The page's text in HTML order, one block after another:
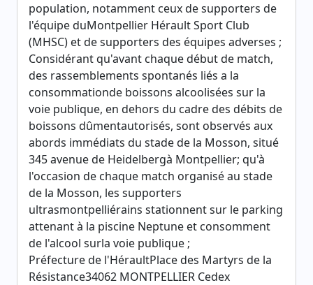
population, notamment ceux de supporters de
l'équipe duMontpellier Hérault Sport Club
(MHSC) et de supporters des équipes adverses ;
Considérant qu'avant chaque début de match,
des rassemblements spontanés liés a la
consommationde boissons alcoolisées sur la
voie publique, en dehors du cadre des débits de
boissons dûmentautorisés, sont observés aux
abords immédiats du stade de la Mosson, situé
345 avenue de Heidelbergà Montpellier; qu'à
l'occasion de chaque match organisé au stade
de la Mosson, les supporters
ultrasmontpelliérains stationnent sur le parking
attenant à la piscine Neptune et consomment
de l'alcool surla voie publique ;
Préfecture de l'HéraultPlace des Martyrs de la
Résistance34062 MONTPELLIER Cedex